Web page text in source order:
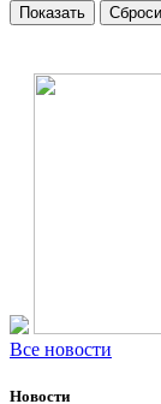
Все новости
Новости